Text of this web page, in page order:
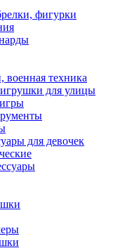
фигурки
военная техника
для улицы
для девочек